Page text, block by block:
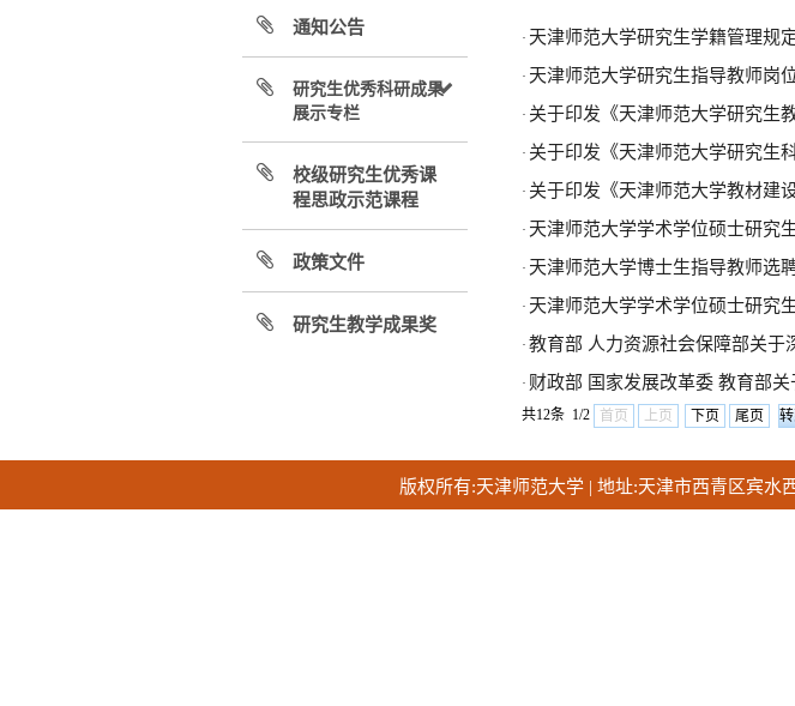
通知公告
研究生优秀科研成果
展示专栏
校级研究生优秀课
程思政示范课程
政策文件
研究生教学成果奖
· 天津师范大学研究生学籍管理规
· 天津师范大学研究生指导教师岗
· 关于印发《天津师范大学研究生
· 关于印发《天津师范大学研究生
· 关于印发《天津师范大学教材建
· 天津师范大学学术学位硕士研究
· 天津师范大学博士生指导教师选
· 天津师范大学学术学位硕士研究
· 教育部 人力资源社会保障部关于
· 财政部 国家发展改革委 教育部
共12条 1/2 首页 上页 下页 尾页
版权所有:天津师范大学 | 地址:天津市西青区宾水